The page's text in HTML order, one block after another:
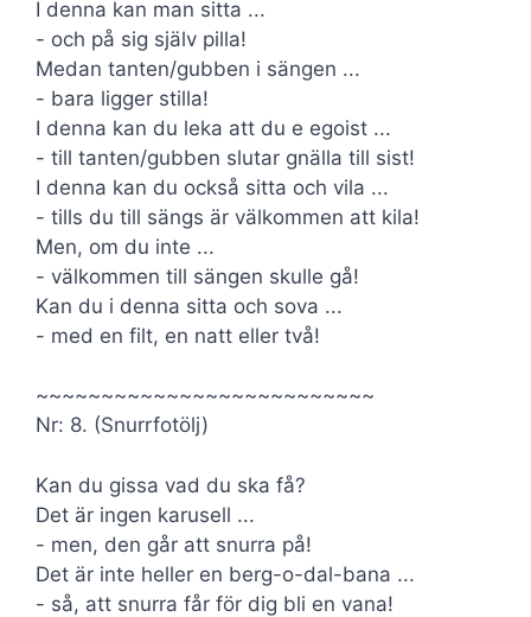
I denna kan man sitta ...
- och på sig själv pilla!
Medan tanten/gubben i sängen ...
- bara ligger stilla!
I denna kan du leka att du e egoist ...
- till tanten/gubben slutar gnälla till sist!
I denna kan du också sitta och vila ...
- tills du till sängs är välkommen att kila!
Men, om du inte ...
- välkommen till sängen skulle gå!
Kan du i denna sitta och sova ...
- med en filt, en natt eller två!
~~~~~~~~~~~~~~~~~~~~~~~~~~
Nr: 8. (Snurrfotölj)
Kan du gissa vad du ska få?
Det är ingen karusell ...
- men, den går att snurra på!
Det är inte heller en berg-o-dal-bana ...
- så, att snurra får för dig bli en vana!